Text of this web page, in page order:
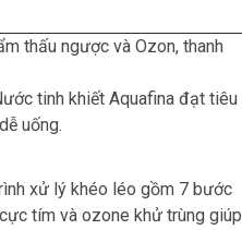
thấu ngược và Ozon, thanh
tinh khiết Aquafina đạt tiêu
uống.
xử lý khéo léo gồm 7 bước
tím và ozone khử trùng giúp